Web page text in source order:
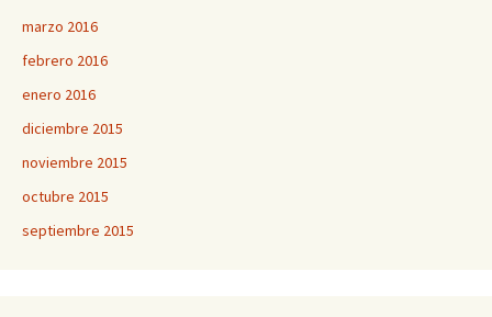
marzo 2016
febrero 2016
enero 2016
diciembre 2015
noviembre 2015
octubre 2015
septiembre 2015